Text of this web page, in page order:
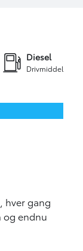
Drivmiddel
Diesel
hver gang
og endnu